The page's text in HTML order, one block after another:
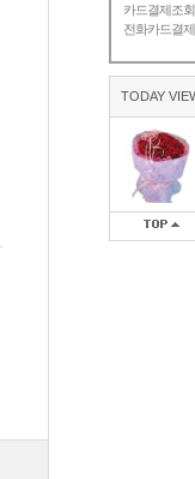
카드결제조회
전화카드결제
TODAY